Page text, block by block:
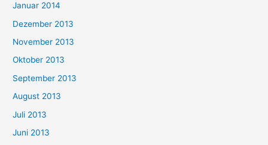
Januar 2014
Dezember 2013
November 2013
Oktober 2013
September 2013
August 2013
Juli 2013
Juni 2013